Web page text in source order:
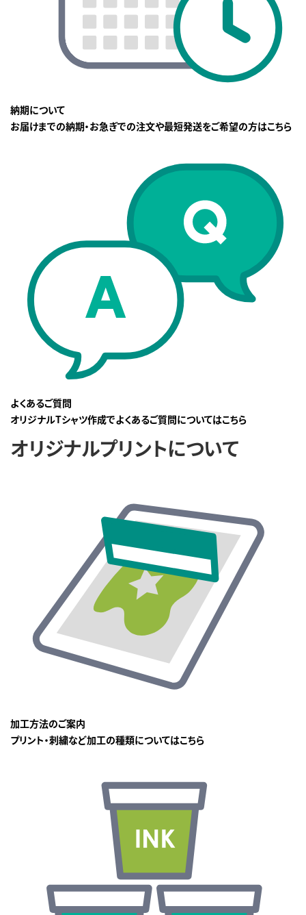
納期について
お届けまでの納期・お急ぎでの注文や最短発送をご希望の方はこちら
よくあるご質問
オリジナルTシャツ作成でよくあるご質問についてはこちら
オリジナルプリントについて
加工方法のご案内
プリント・刺繍など加工の種類についてはこちら